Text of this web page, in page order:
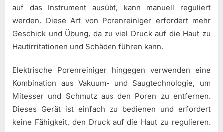
auf das Instrument ausübt, kann manuell reguliert
werden. Diese Art von Porenreiniger erfordert mehr
Geschick und Übung, da zu viel Druck auf die Haut zu
Hautirritationen und Schäden führen kann.
Elektrische Porenreiniger hingegen verwenden eine
Kombination aus Vakuum- und Saugtechnologie, um
Mitesser und Schmutz aus den Poren zu entfernen.
Dieses Gerät ist einfach zu bedienen und erfordert
keine Fähigkeit, den Druck auf die Haut zu regulieren.